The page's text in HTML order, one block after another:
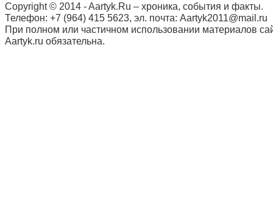
Copyright © 2014 - Aartyk.Ru – хроника, события и факты.
Телефон: +7 (964) 415 5623, эл. почта: Aartyk2011@mail.ru
При полном или частичном использовании материалов
Aartyk.ru oбязательна.